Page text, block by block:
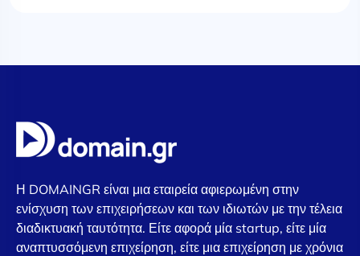
Η DOMAINGR είναι μια εταιρεία αφιερωμένη στην
ενίσχυση των επιχειρήσεων και των ιδιωτών με την τέλεια
διαδικτυακή ταυτότητα. Είτε αφορά μία startup, είτε μία
αναπτυσσόμενη επιχείρηση, είτε μια επιχείρηση με χρόνια